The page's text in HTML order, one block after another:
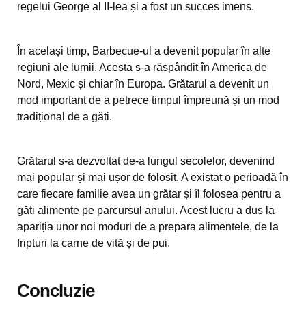
regelui George al II-lea și a fost un succes imens.
În același timp, Barbecue-ul a devenit popular în alte
regiuni ale lumii. Acesta s-a răspândit în America de
Nord, Mexic și chiar în Europa. Grătarul a devenit un
mod important de a petrece timpul împreună și un mod
tradițional de a găti.
Grătarul s-a dezvoltat de-a lungul secolelor, devenind
mai popular și mai ușor de folosit. A existat o perioadă în
care fiecare familie avea un grătar și îl folosea pentru a
găti alimente pe parcursul anului. Acest lucru a dus la
apariția unor noi moduri de a prepara alimentele, de la
fripturi la carne de vită și de pui.
Concluzie